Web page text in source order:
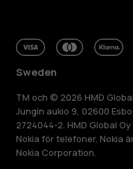
Sweden
TM och © 2026 HMD
Jungin aukio 9, 02600
2724044-2. HMD Global
Nokia för telefoner. Nokia
Nokia Corporation.